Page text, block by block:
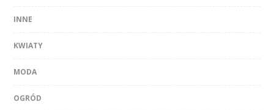
INNE
KWIATY
MODA
OGRÓD